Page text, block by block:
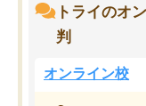
トライのオ
判
オンライン校